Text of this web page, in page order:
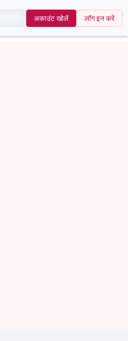
अकाउंट खोलें लॉग इन करें